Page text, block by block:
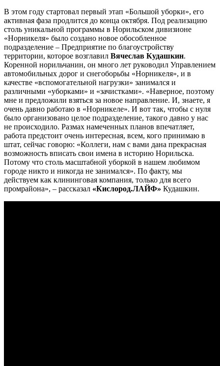
В этом году стартовал первый этап «Большой уборки», его
активная фаза продлится до конца октября. Под реализацию
столь уникальной программы в Норильском дивизионе
«Норникеля» было создано новое обособленное
подразделение – Предприятие по благоустройству
территории, которое возглавил Вячеслав Кудашкин.
Коренной норильчанин, он много лет руководил Управлением
автомобильных дорог и снегоборьбы «Норникеля», и в
качестве «вспомогательной нагрузки» занимался и
различными «уборками» и «зачистками». «Наверное, поэтому
мне и предложили взяться за новое направление. И, знаете, я
очень давно работаю в «Норникеле». И вот так, чтобы с нуля
было организовано целое подразделение, такого давно у нас
не происходило. Размах намеченных планов впечатляет,
работа предстоит очень интересная, всем, кого принимаю в
штат, сейчас говорю: «Коллеги, нам с вами дана прекрасная
возможность вписать свои имена в историю Норильска.
Потому что столь масштабной уборкой в нашем любимом
городе никто и никогда не занимался». По факту, мы
действуем как клининговая компания, только для всего
промрайона», – рассказал «Кислород.ЛАЙФ» Кудашкин.